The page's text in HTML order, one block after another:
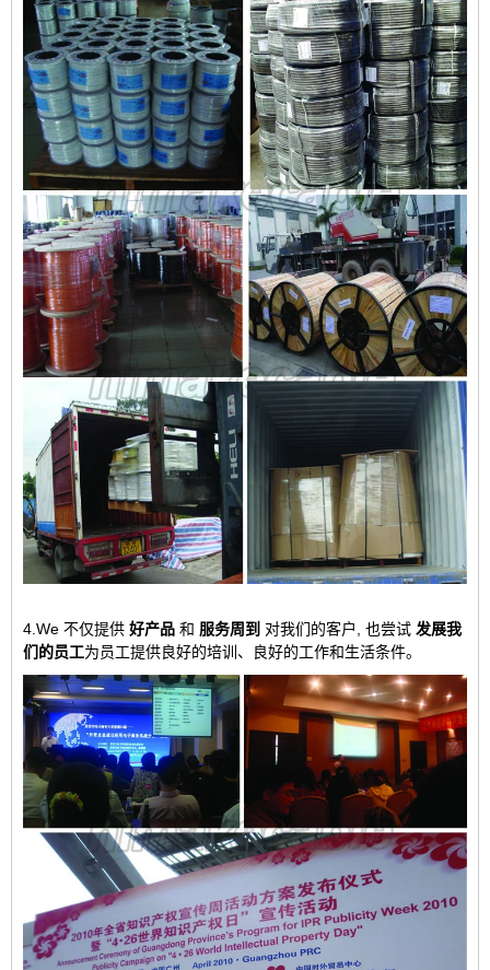
4.We 不仅提供 好产品 和 服务周到 对我们的客户, 也尝试 发展我
们的员工为员工提供良好的培训、良好的工作和生活条件。